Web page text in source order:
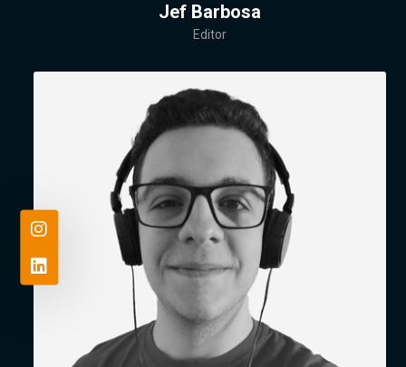
Jef Barbosa
Editor